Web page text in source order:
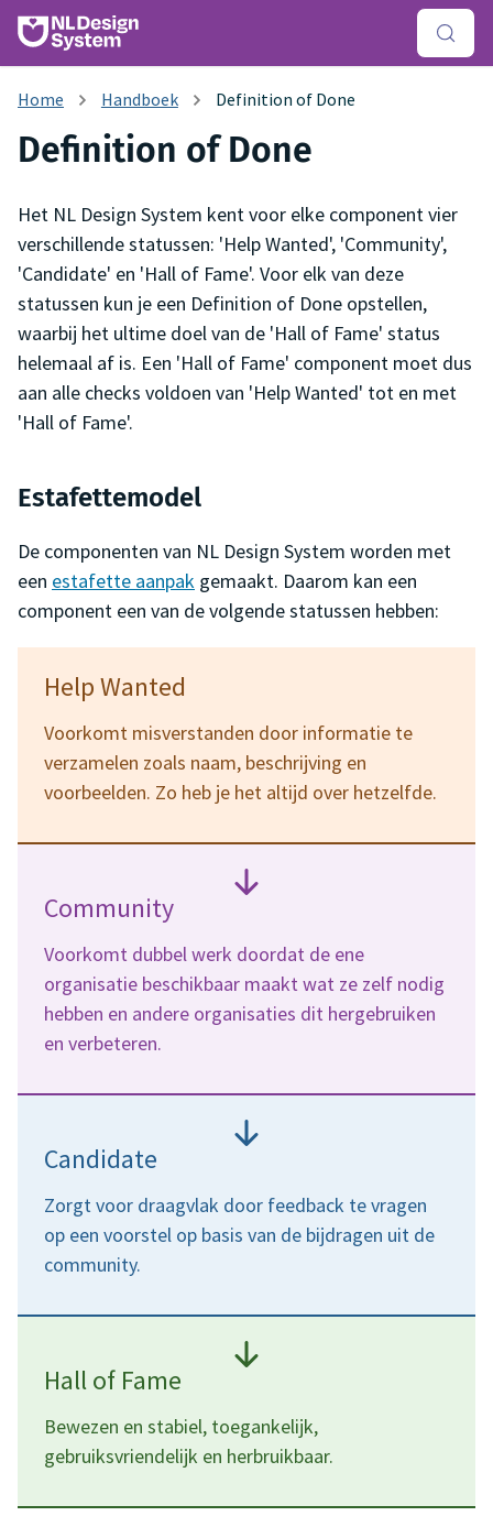
Handboek Definition of Done
Definition of Done
Het NL Design System kent voor elke component vier
verschillende statussen: 'Help Wanted', 'Community',
'Candidate' en 'Hall of Fame'. Voor elk van deze
statussen kun je een Definition of Done opstellen,
waarbij het ultime doel van de 'Hall of Fame' status
helemaal af is. Een 'Hall of Fame' component moet dus
aan alle checks voldoen van 'Help Wanted' tot en met
'Hall of Fame'.
Estafettemodel
De componenten van NL Design System worden met
een estafette aanpak gemaakt. Daarom kan een
component een van de volgende statussen hebben:
Help Wanted
Voorkomt misverstanden door informatie te
verzamelen zoals naam, beschrijving en
voorbeelden. Zo heb je het altijd over hetzelfde.
Community
Voorkomt dubbel werk doordat de ene
organisatie beschikbaar maakt wat ze zelf nodig
hebben en andere organisaties dit hergebruiken
en verbeteren.
Candidate
Zorgt voor draagvlak door feedback te vragen
op een voorstel op basis van de bijdragen uit de
community.
Hall of Fame
Bewezen en stabiel, toegankelijk,
gebruiksvriendelijk en herbruikbaar.